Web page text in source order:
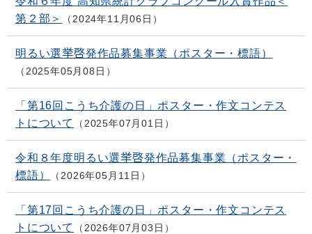
第２部＞
2024年11月06日
明るい選挙啓発作品募集事業（ポスター・標語）
2025年05月08日
「第16回こうち介護の日」ポスター・作文コンテス
トについて
2025年07月01日
令和８年度明るい選挙啓発作品募集事業（ポスター・
標語）
2026年05月11日
「第17回こうち介護の日」ポスター・作文コンテス
トについて
2026年07月03日